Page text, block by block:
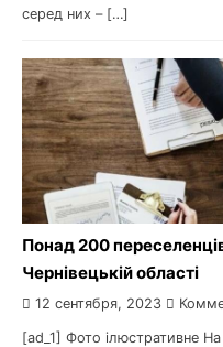
серед них – […]
Понад 200
Чернівецькій області
12 сентября, 2023
[ad_1] Фото ілюстративне